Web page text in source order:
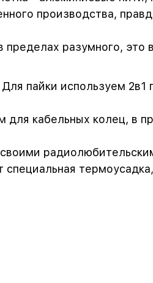
производства,
разумного,
пайки используем
кабельных колец, в